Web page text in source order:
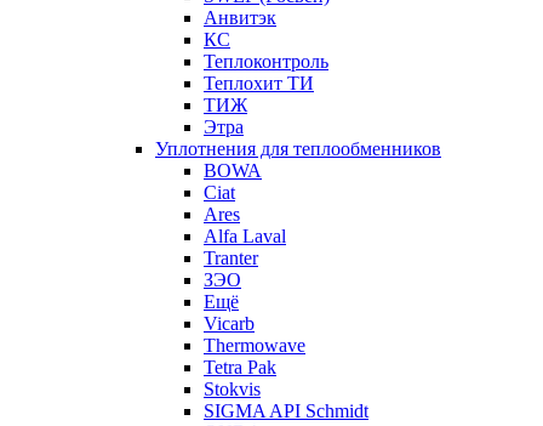
Анвитэк
КС
Теплоконтроль
Теплохит ТИ
ТИЖ
Этра
Уплотнения для теплообменников
BOWA
Ciat
Ares
Alfa Laval
Tranter
ЗЭО
Ещё
Vicarb
Thermowave
Tetra Pak
Stokvis
SIGMA API Schmidt